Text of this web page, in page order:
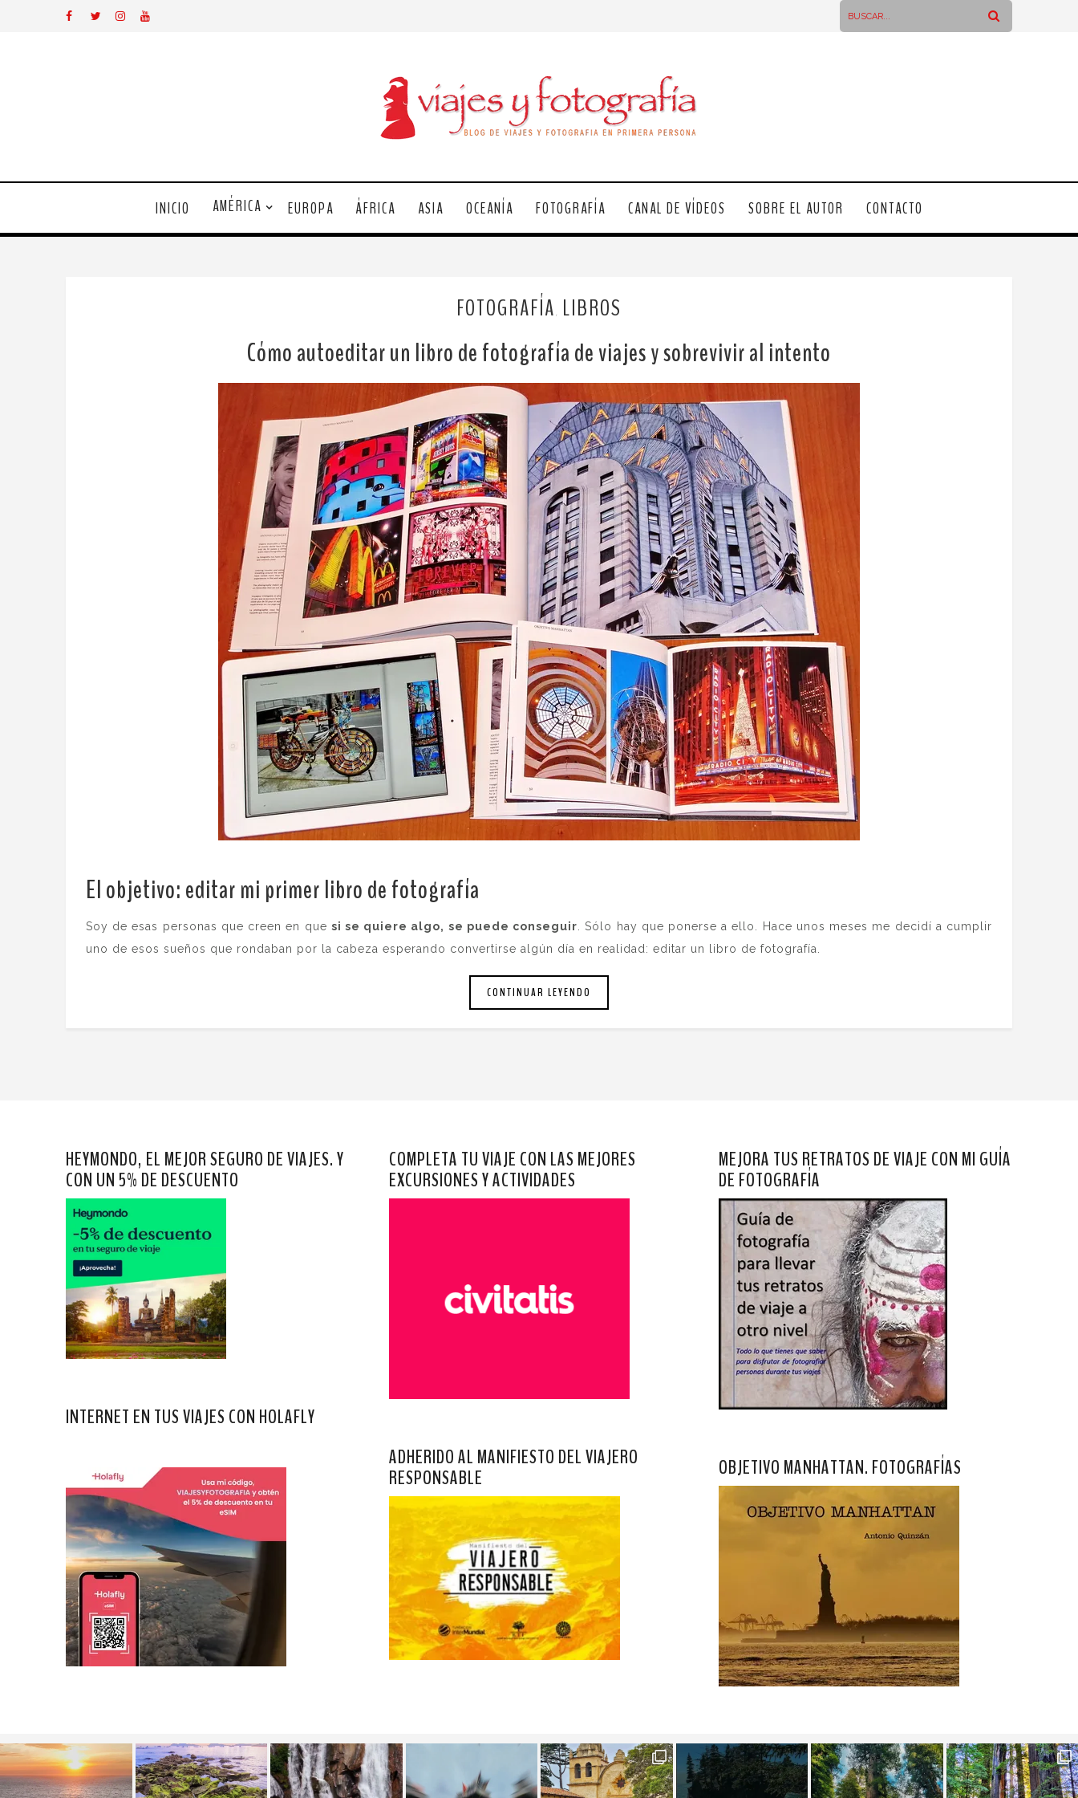
INICIO AMÉRICA EUROPA ÁFRICA ASIA OCEANÍA FOTOGRAFÍA CANAL DE VÍDEOS SOBRE EL AUTOR CONTACTO
FOTOGRAFÍA LIBROS
Cómo autoeditar un libro de fotografía de viajes y sobrevivir al intento
El objetivo: editar mi primer libro de fotografía
Soy de esas personas que creen en que si se quiere algo, se puede conseguir . Sólo hay que ponerse a ello. Hace unos meses me decidí a cumplir
uno de esos sueños que rondaban por la cabeza esperando convertirse algún día en realidad: editar un libro de fotografía.
CONTINUAR LEYENDO
HEYMONDO, EL MEJOR SEGURO DE VIAJES. Y
CON UN 5% DE DESCUENTO
INTERNET EN TUS VIAJES CON HOLAFLY
COMPLETA TU VIAJE CON LAS MEJORES
EXCURSIONES Y ACTIVIDADES
ADHERIDO AL MANIFIESTO DEL VIAJERO
RESPONSABLE
MEJORA TUS RETRATOS DE VIAJE CON MI GUÍA
DE FOTOGRAFÍA
OBJETIVO MANHATTAN. FOTOGRAFÍAS